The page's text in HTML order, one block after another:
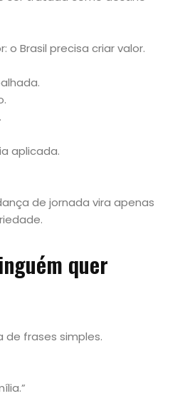
o Brasil precisa criar valor.
aplicada.
de jornada vira apenas
quer
frases simples.